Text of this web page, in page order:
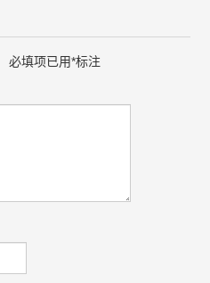
必填项已用*标注